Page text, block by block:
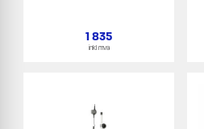
1 835
inkl mva